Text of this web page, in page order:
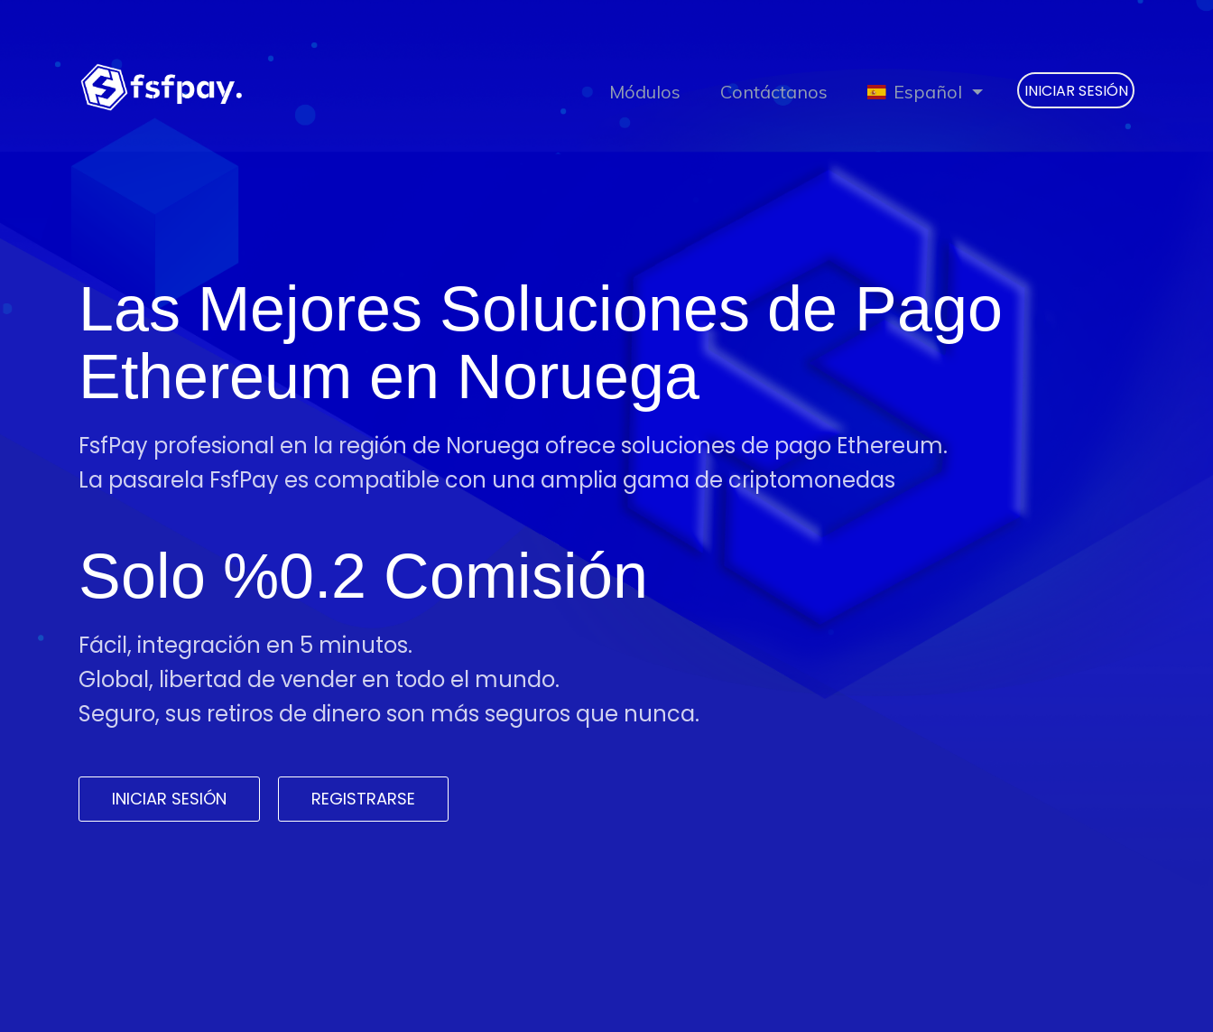
INICIAR SESIÓN
Módulos Contáctanos Español
Las Mejores Soluciones de Pago
Ethereum en Noruega
FsfPay profesional en la región de Noruega ofrece soluciones de pago Ethereum.
La pasarela FsfPay es compatible con una amplia gama de criptomonedas
Solo %0.2 Comisión
Fácil, integración en 5 minutos.
Global, libertad de vender en todo el mundo.
Seguro, sus retiros de dinero son más seguros que nunca.
INICIAR SESIÓN REGISTRARSE